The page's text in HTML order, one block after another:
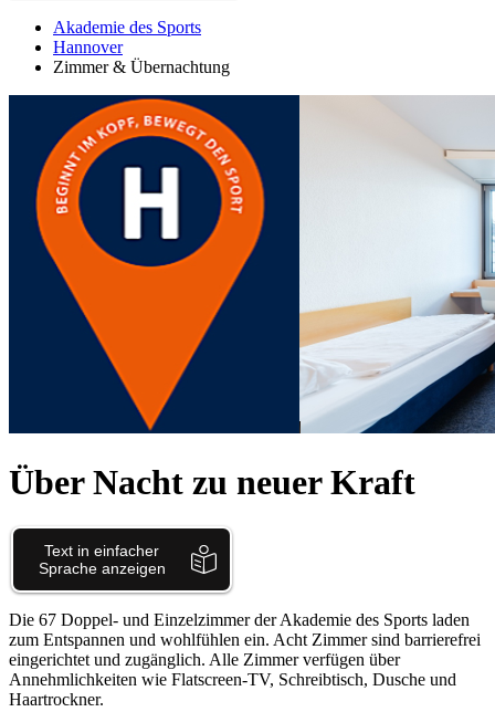
Akademie des Sports
Hannover
Zimmer & Übernachtung
Über Nacht zu neuer Kraft
Die 67 Doppel- und Einzelzimmer der Akademie des Sports laden
zum Entspannen und wohlfühlen ein. Acht Zimmer sind barrierefrei
eingerichtet und zugänglich. Alle Zimmer verfügen über
Annehmlichkeiten wie Flatscreen-TV, Schreibtisch, Dusche und
Haartrockner.